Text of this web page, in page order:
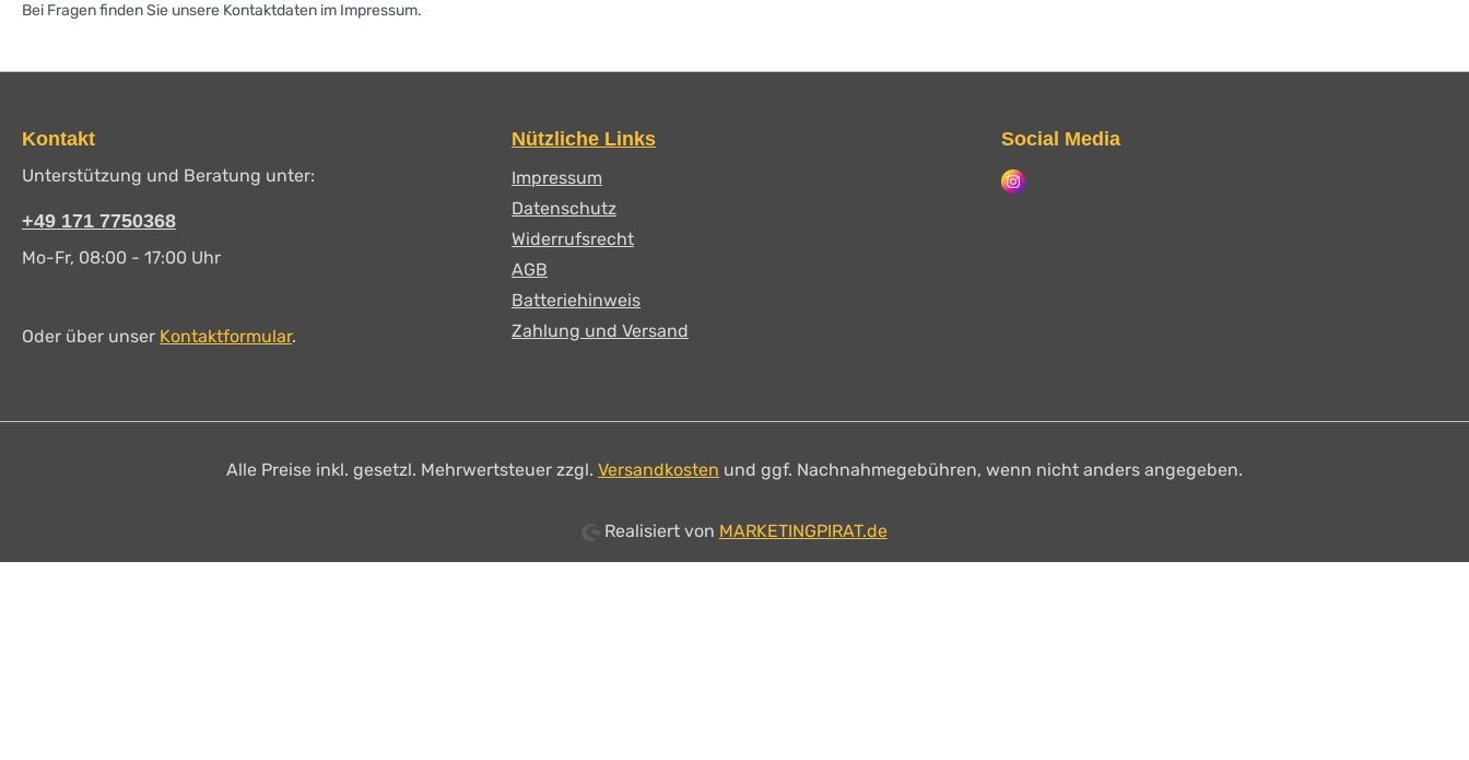
Bei Fragen finden Sie unsere Kontaktdaten im Impressum.
Kontakt
Unterstützung und Beratung unter:
+49 171 7750368
Mo-Fr, 08:00 - 17:00 Uhr
Oder über unser Kontaktformular.
Nützliche Links
Impressum
Datenschutz
Widerrufsrecht
AGB
Batteriehinweis
Zahlung und Versand
Social Media
Alle Preise inkl. gesetzl. Mehrwertsteuer zzgl. Versandkosten und ggf. Nachnahmegebühren, wenn nicht anders angegeben.
Realisiert von MARKETINGPIRAT.de